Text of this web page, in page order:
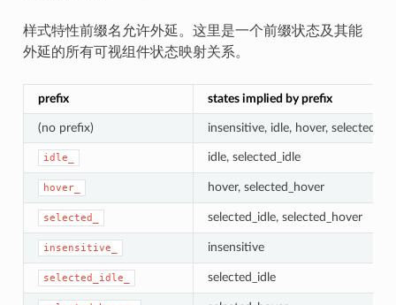
样式特性前缀名允许外延。这里是一个前缀状态及其能
外延的所有可视组件状态映射关系。
prefix states implied by prefix
(no prefix) insensitive, idle, hover,
idle_ idle, selected_idle
hover_ hover, selected_hover
selected_ selected_idle, selected_hover
insensitive_ insensitive
selected_idle_ selected_idle